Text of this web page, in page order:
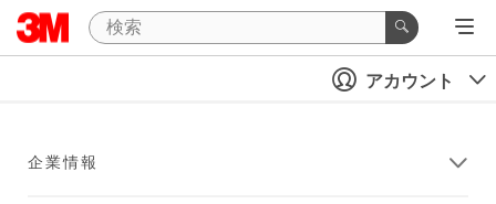
アカウント
企業情報